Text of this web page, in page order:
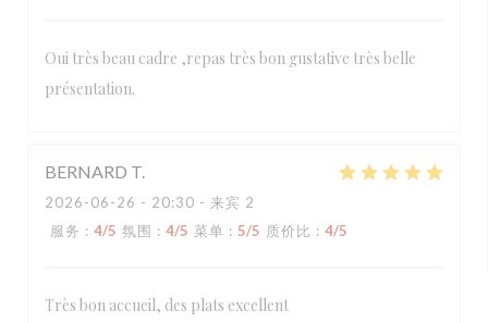
Oui très beau cadre ,repas très bon gustative très belle
présentation.
BERNARD T
2026-06-26 - 20:30 - 来宾 2
服务 : 4/5 氛围 : 4/5 菜单 : 5/5 质价比 : 4/5
Très bon accueil, des plats excellent